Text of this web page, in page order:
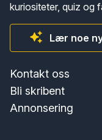
kuriositeter, quiz og
Lær noe
Kontakt oss
Bli skribent
Annonsering